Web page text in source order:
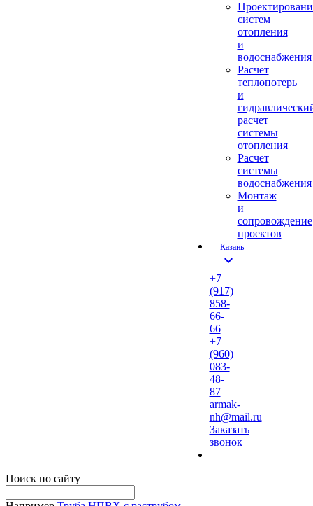
систем
отопления
и
водоснабжения
Расчет
теплопотерь
и
расчет
системы
отопления
Расчет
системы
водоснабжения
Монтаж
и
сопровождение
проектов
Казань
expand_more
+7
(917)
858-
66-
66
+7
(960)
083-
48-
87
armak-
nh@mail.ru
Заказать
звонок
Поиск по сайту